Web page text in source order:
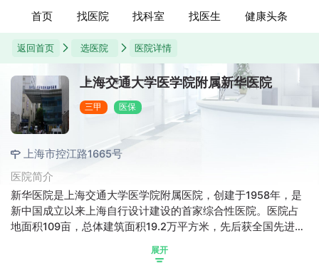
首页 找医院 找科室 找医生 健康头条
返回首页 选医院 医院详情
上海交通大学医学院附属新华医院
三甲 医保
上海市控江路1665号
医院简介
新华医院是上海交通大学医学院附属医院，创建于1958年，是
新中国成立以来上海自行设计建设的首家综合性医院。医院占
地面积109亩，总体建筑面积19.2万平方米，先后获全国先进集
单位和上海市文明单位等荣誉称号。
展开